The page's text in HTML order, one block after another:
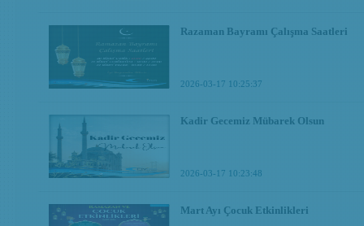
Razaman Bayramı Çalışma Saatleri
2026-03-17 10:25:37
Kadir Gecemiz Mübarek Olsun
2026-03-17 10:23:48
Mart Ayı Çocuk Etkinlikleri